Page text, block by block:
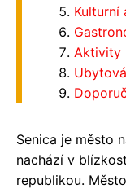
Kulturní
Aktivity
Senica je město
nachází v
republikou.